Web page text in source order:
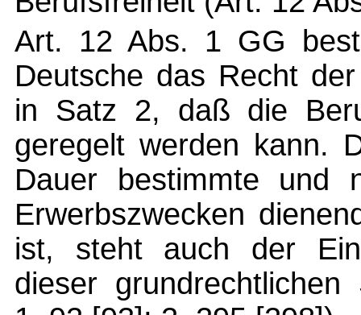
Art. 12 Abs. 1 GG
Deutsche das Recht
in Satz 2, daß die
geregelt werden kann.
Dauer bestimmte und
Erwerbszwecken
ist, steht auch der
dieser grundrechtlichen